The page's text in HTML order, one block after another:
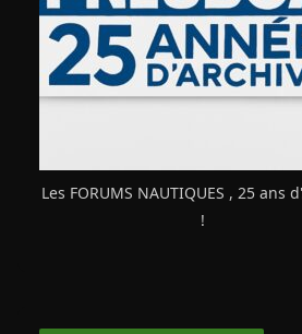
Les FORUMS NAUTIQUES , 25 ans
!